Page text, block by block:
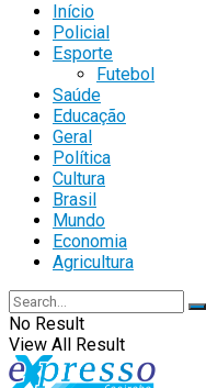
Início
Policial
Esporte
Futebol
Saúde
Educação
Geral
Política
Cultura
Brasil
Mundo
Economia
Agricultura
No Result
View All Result